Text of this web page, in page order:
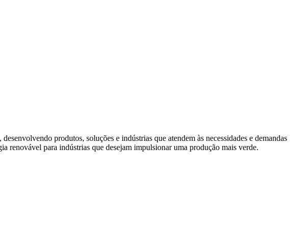
produtos, soluções e indústrias que atendem às necessidades e demandas
renovável para indústrias que desejam impulsionar uma produção mais verde.